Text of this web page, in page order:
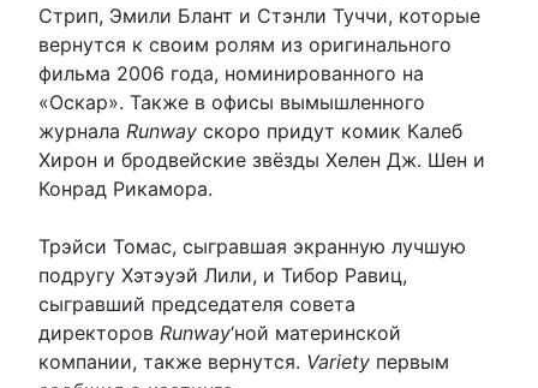
Стрип, Эмили Блант и Стэнли Туччи, которые
вернутся к своим ролям из оригинального
фильма 2006 года, номинированного на
«Оскар». Также в офисы вымышленного
журнала Runway скоро придут комик Калеб
Хирон и бродвейские звёзды Хелен Дж. Шен и
Конрад Рикамора.
Трэйси Томас, сыгравшая экранную лучшую
подругу Хэтэуэй Лили, и Тибор Равиц,
сыгравший председателя совета
директоров Runway‘ной материнской
компании, также вернутся. Variety первым